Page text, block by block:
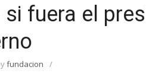
fuera el
fundacion /